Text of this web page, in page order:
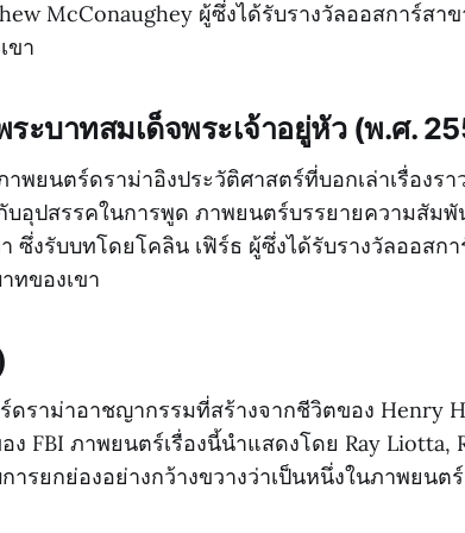
McConaughey ผู้ซึ่งได้รับรางวัลออสการ์สา
ขา
ะบาทสมเด็จพระเจ้าอยู่หัว (พ.ศ.
าพยนตร์ดราม่าอิงประวัติศาสตร์ที่บอกเล่าเรื่องรา
บอุปสรรคในการพูด ภาพยนตร์บรรยายความสัม
ซึ่งรับบทโดยโคลิน เฟิร์ธ ผู้ซึ่งได้รับรางวัลออสก
ทของเขา
ดราม่าอาชญากรรมที่สร้างจากชีวิตของ Henry
ง FBI ภาพยนตร์เรื่องนี้นำแสดงโดย Ray Liotta,
ารยกย่องอย่างกว้างขวางว่าเป็นหนึ่งในภาพยนต